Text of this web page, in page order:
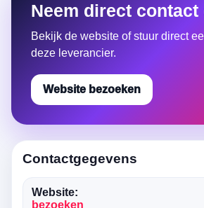
Neem direct contact
Bekijk de website of stuur direct
deze leverancier.
Website bezoeken
Contactgegevens
Website:
bezoeken